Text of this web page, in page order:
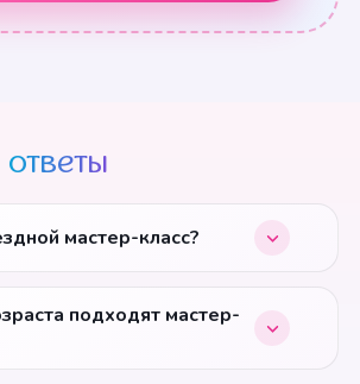
ответы
мастер-класс?
подходят мастер-